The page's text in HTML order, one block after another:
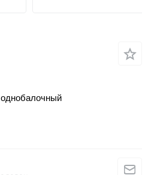
однобалочный